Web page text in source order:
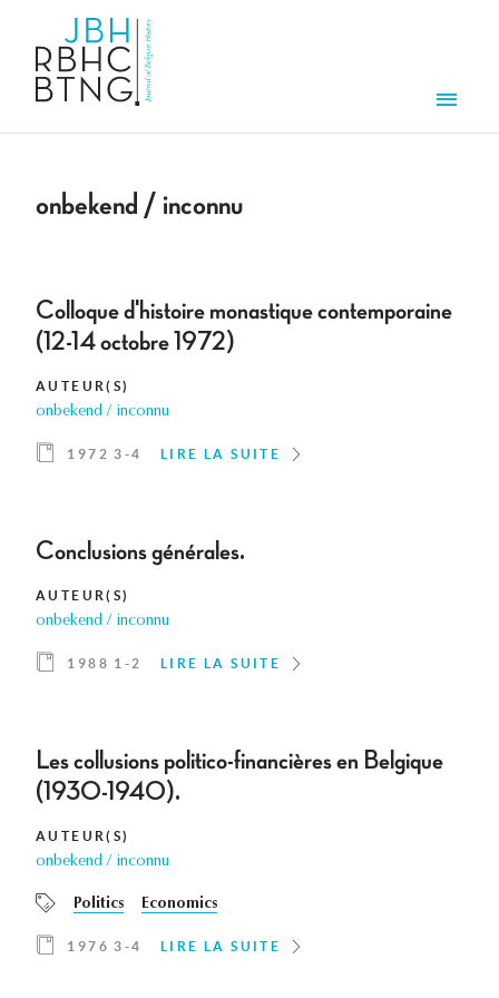
onbekend / inconnu
Colloque d'histoire monastique contemporaine
(12-14 octobre 1972)
AUTEUR(S)
onbekend / inconnu
1972 3-4 LIRE LA SUITE
Conclusions générales.
AUTEUR(S)
onbekend / inconnu
1988 1-2 LIRE LA SUITE
Les collusions politico-financières en Belgique
(1930-1940).
AUTEUR(S)
onbekend / inconnu
Politics Economics
1976 3-4 LIRE LA SUITE